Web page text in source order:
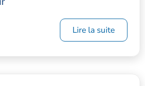
Lire la suite